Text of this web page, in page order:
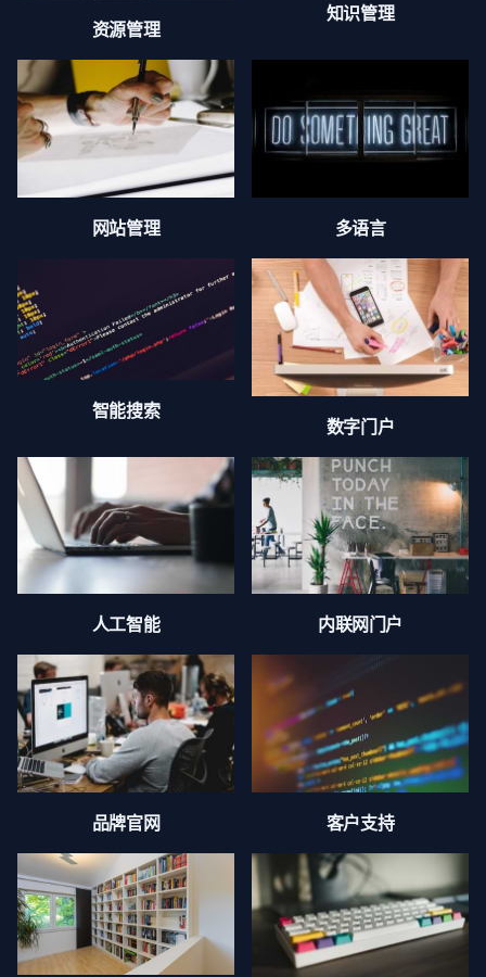
资源管理
知识管理
网站管理 多语言
智能搜索
数字门户
人工智能 内联网门户
品牌官网 客户支持